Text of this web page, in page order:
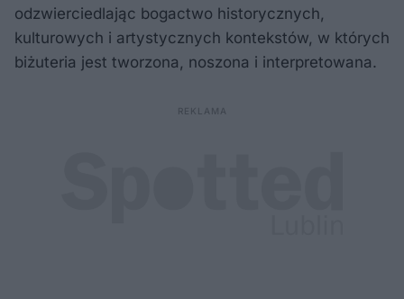
odzwierciedlając bogactwo historycznych,
kulturowych i artystycznych kontekstów, w których
biżuteria jest tworzona, noszona i interpretowana.